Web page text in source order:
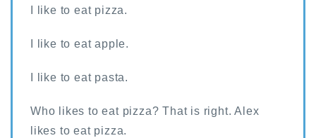
I like to eat pizza.
I like to eat apple.
I like to eat pasta.
Who likes to eat pizza? That is right. Alex
likes to eat pizza.